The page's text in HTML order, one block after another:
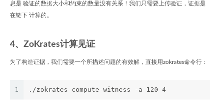
息是 验证的数据大小和约束的数量没有关系！我们只需要上传验证，证据是
在链下 计算的。
4、ZoKrates计算见证
为了构造证据，我们需要一个所描述问题的有效解，直接用zokrates命令行：
1 ./zokrates compute-witness -a 120 4